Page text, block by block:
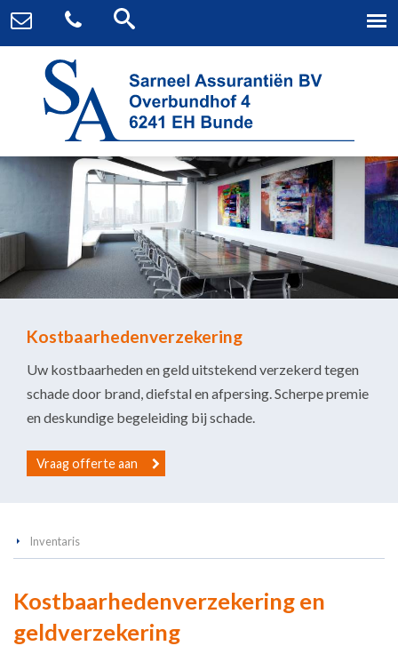
Kostbaarhedenverzekering
Uw kostbaarheden en geld uitstekend verzekerd tegen
schade door brand, diefstal en afpersing. Scherpe premie
en deskundige begeleiding bij schade.
Vraag offerte aan
Inventaris
Kostbaarhedenverzekering en
geldverzekering